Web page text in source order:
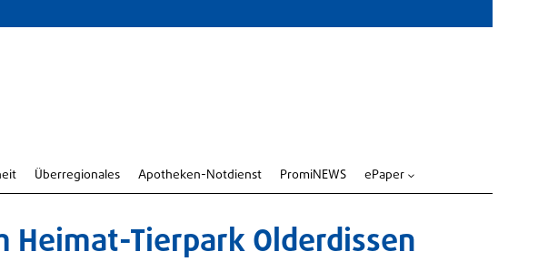
Überregionales Apotheken-Notdienst PromiNEWS ePaper 3
Heimat-Tierpark Olderdissen